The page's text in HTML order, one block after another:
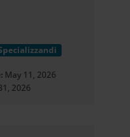
May 11, 2026
2026